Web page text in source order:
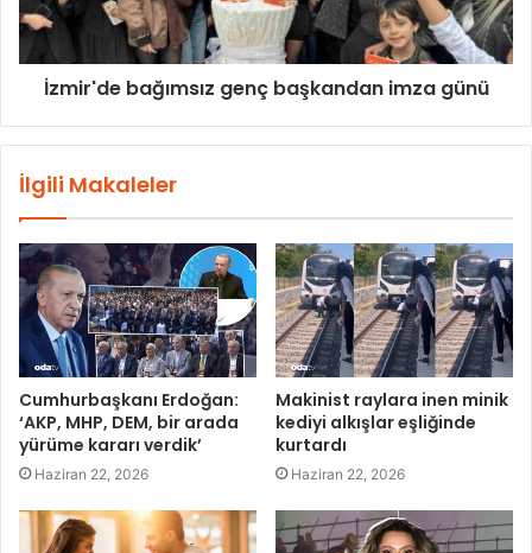
İzmir'de bağımsız genç başkandan imza günü
İlgili Makaleler
Cumhurbaşkanı Erdoğan:
‘AKP, MHP, DEM, bir arada
yürüme kararı verdik’
Haziran 22, 2026
Makinist raylara inen minik
kediyi alkışlar eşliğinde
kurtardı
Haziran 22, 2026